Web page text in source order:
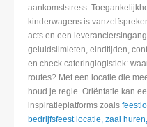
aankomststress.
kinderwagens is
acts en een
geluidslimieten, eindtijden,
en check cateringlogistiek:
routes? Met een locatie die
houd je regie. Oriëntatie kan
inspiratieplatforms zoals
bedrijfsfeest locatie, zaal